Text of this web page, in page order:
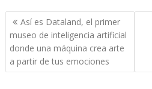
Navegación
de
entradas
Así es Dataland, el primer
museo de inteligencia artificial
donde una máquina crea arte
a partir de tus emociones